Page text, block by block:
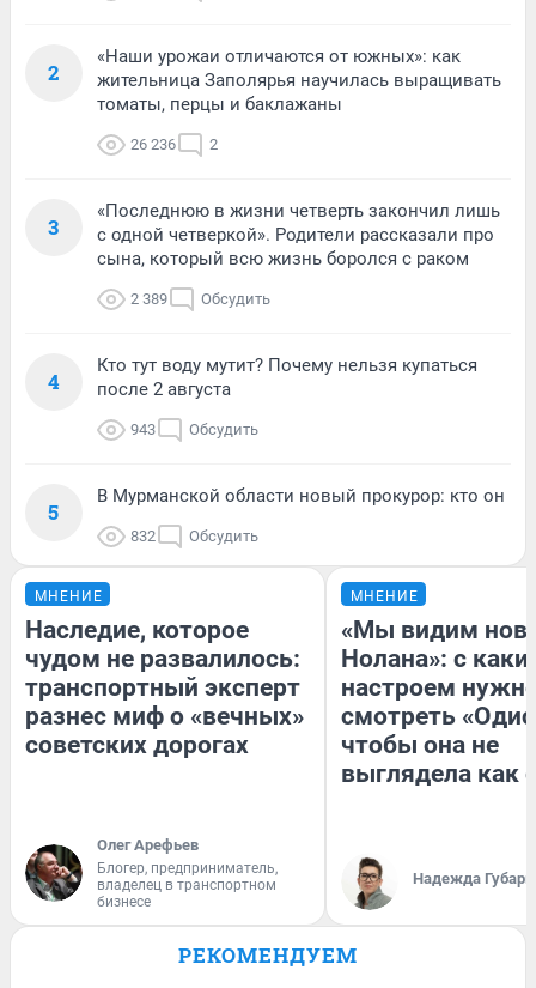
2
«Наши урожаи отличаются от южных»: как
жительница Заполярья научилась выращивать
томаты, перцы и баклажаны
26 236 2
3
«Последнюю в жизни четверть закончил лишь
с одной четверкой». Родители рассказали про
сына, который всю жизнь боролся с раком
2 389 Обсудить
4
Кто тут воду мутит? Почему нельзя купаться
после 2 августа
943 Обсудить
5
В Мурманской области новый прокурор: кто он
832 Обсудить
МНЕНИЕ
Наследие, которое
чудом не развалилось:
транспортный эксперт
разнес миф о «вечных»
советских дорогах
Олег Арефьев
Блогер, предприниматель,
владелец в транспортном
бизнесе
МНЕНИЕ
«Мы видим
Нолана»: с
настроем
смотреть
чтобы она не
выглядела как
Надежда Губарь
РЕКОМЕНДУЕМ